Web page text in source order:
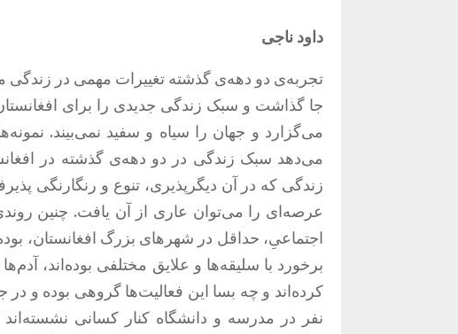
داود ناجی
تجربه‌ی دو دهه‌ی گذشته تغییرات مهمی در زندگی
جا گذاشت و سبک زندگی جدیدی را برای
می‌گزارد و جهان را سیاه و سفید نمی‌بیند.
می‌دهد سبک زندگی در دو دهه‌ی گذشته در
زندگی که در آن دیگرپذیری، تنوع و رنگارنگی
اجتماعیِ، حداقل در شهرهای بزرگ افغانستان،
برخورد با سلیقه‌ها و علایق مختلفی بوده‌اند،
کرده‌اند و چه بسا این فعالیت‌ها گروهی بوده و در
نفر در مدرسه و دانشگاه کنار کسانی نشسته‌اند